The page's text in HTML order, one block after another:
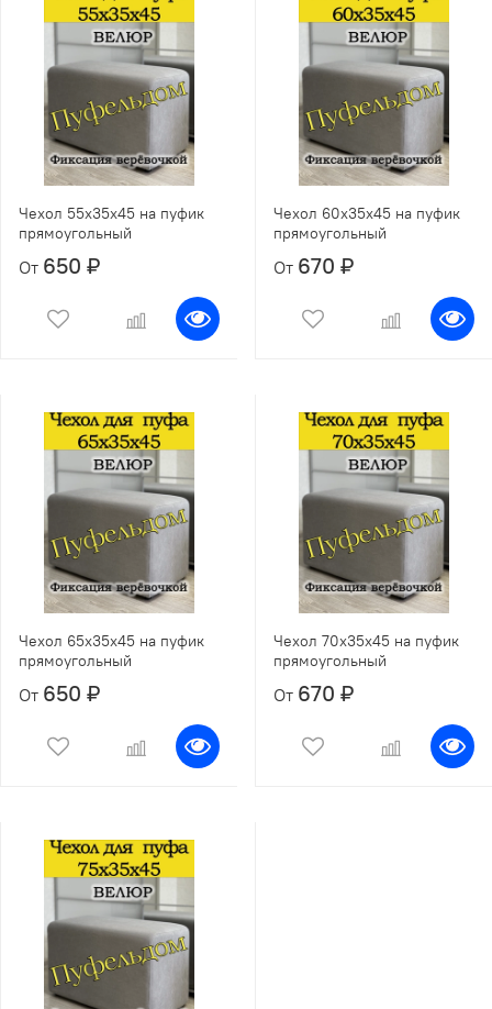
Чехол 55х35х45 на пуфик
прямоугольный
От 650 ₽
Чехол 60х35х45 на пуфик
прямоугольный
От 670 ₽
Чехол 65х35х45 на пуфик
прямоугольный
От 650 ₽
Чехол 70х35х45 на пуфик
прямоугольный
От 670 ₽